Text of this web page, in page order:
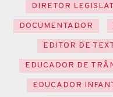
DIRETOR
DOCUMENTADOR
EDITOR DE
EDUCADOR DE
EDUCADOR